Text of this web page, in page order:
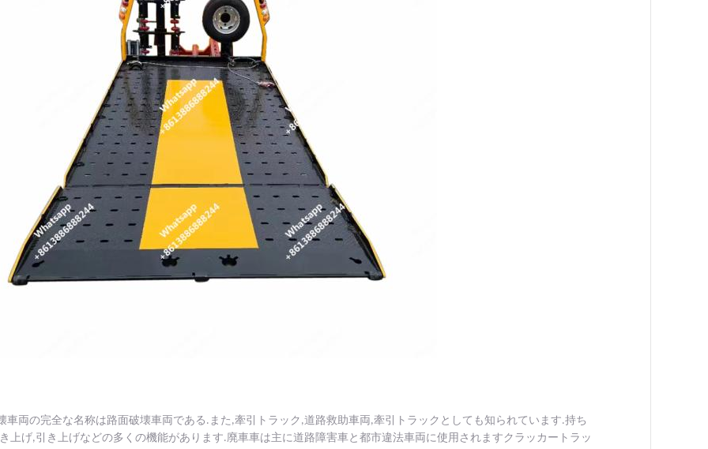
車両の完全な名称は路面破壊車両である.また,牽引トラック,道路救助車両,牽引トラックとしても知られています.持ち
上げ,引き上げなどの多くの機能があります.廃車車は主に道路障害車と都市違法車両に使用されますクラッカートラッ